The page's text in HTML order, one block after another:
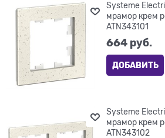
Systeme
мрамор крем
ATN343101
664 руб.
ДОБАВИТЬ
Systeme
мрамор крем
ATN343102